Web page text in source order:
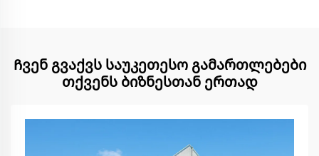
Ჩვენ გვაქვს საუკეთესო გამართლებები
თქვენს ბიზნესთან ერთად